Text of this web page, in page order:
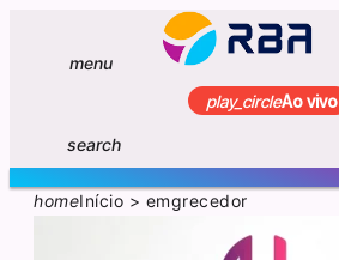
menu
play_circleAo vivo
search
homeInício > emgrecedor